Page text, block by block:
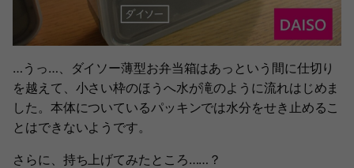
…うっ…、ダイソー薄型お弁当箱はあっという間に仕切り
を越えて、小さい枠のほうへ水が滝のように流れはじめま
した。本体についているパッキンでは水分をせき止めるこ
とはできないようです。
さらに、持ち上げてみたところ……？